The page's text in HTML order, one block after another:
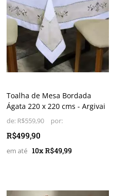
Toalha de Mesa Bordada
Ágata 220 x 220 cms - Argivai
de: R$559,90
R$499,90
10x R$49,99